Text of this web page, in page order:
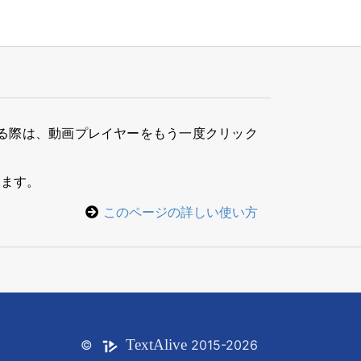
は、動画プレイヤーをもう一度クリック
す。
このページの詳しい使い方
© TextAlive2015-2026